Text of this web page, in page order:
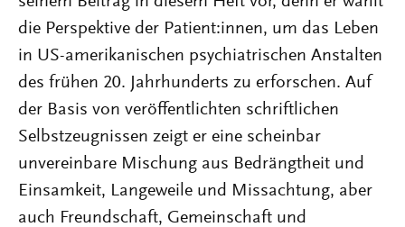
die Perspektive der Patient:innen, um das Leben
in US-amerikanischen psychiatrischen Anstalten
des frühen 20. Jahrhunderts zu erforschen. Auf
der Basis von veröffentlichten schriftlichen
Selbstzeugnissen zeigt er eine scheinbar
unvereinbare Mischung aus Bedrängtheit und
Einsamkeit, Langeweile und Missachtung, aber
auch Freundschaft, Gemeinschaft und